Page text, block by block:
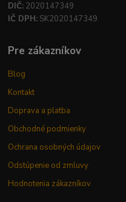
DIČ: 2020147349
IČ DPH: SK2020147349
Pre zákazníkov
Blog
Kontakt
Doprava a platba
Obchodné podmienky
Ochrana osobných údajov
Odstúpenie od zmluvy
Hodnotenia zákazníkov